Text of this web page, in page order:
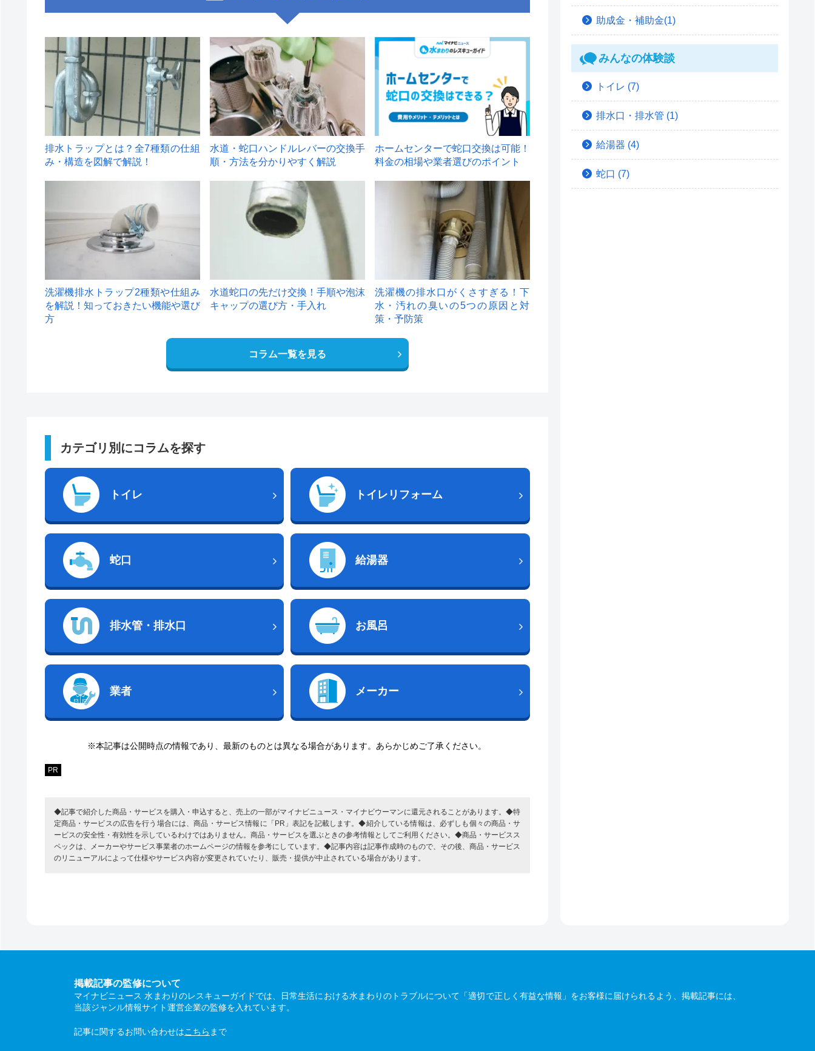
1
排水トラップとは？全7種類の仕組
み・構造を図解で解説！
2
水道・蛇口ハンドルレバーの交換手
順・方法を分かりやすく解説
ホームセンターで蛇口交換は可能！
料金の相場や業者選びのポイント
洗濯機排水トラップ2種類や仕組み
を解説！知っておきたい機能や選び
方
水道蛇口の先だけ交換！手順や泡沫
キャップの選び方・手入れ
洗濯機の排水口がくさすぎる！下
水・汚れの臭いの5つの原因と対
策・予防策
コラム一覧を見る
カテゴリ別にコラムを探す
トイレ トイレリフォーム
蛇口 給湯器
排水管・排水口 お風呂
業者 メーカー
※本記事は公開時点の情報であり、最新のものとは異なる場合があります。あらかじめご了承ください。
PR
◆記事で紹介した商品・サービスを購入・申込すると、売上の一部がマイナビニュース・マイナビウーマンに還元されることがあります。◆特
定商品・サービスの広告を行う場合には、商品・サービス情報に「PR」表記を記載します。◆紹介している情報は、必ずしも個々の商品・サ
ービスの安全性・有効性を示しているわけではありません。商品・サービスを選ぶときの参考情報としてご利用ください。◆商品・サービスス
ペックは、メーカーやサービス事業者のホームページの情報を参考にしています。◆記事内容は記事作成時のもので、その後、商品・サービス
のリニューアルによって仕様やサービス内容が変更されていたり、販売・提供が中止されている場合があります。
助成金・補助金(1)
みんなの体験談
トイレ (7)
排水口・排水管 (1)
給湯器 (4)
蛇口 (7)
掲載記事の監修について
マイナビニュース 水まわりのレスキューガイドでは、日常生活における水まわりのトラブルについて「適切で正しく有益な情報」をお客様に届けられるよう、掲載記事には、
当該ジャンル情報サイト運営企業の監修を入れています。
記事に関するお問い合わせはこちら まで